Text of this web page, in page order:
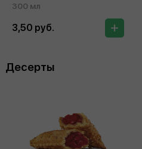
300 мл
3,50 руб.
Десерты